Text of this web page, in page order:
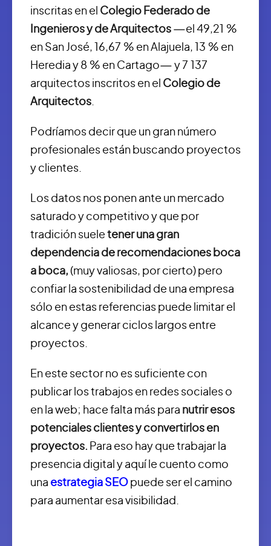
inscritas en el Colegio Federado de
Ingenieros y de Arquitectos —el 49,21 %
en San José, 16,67 % en Alajuela, 13 % en
Heredia y 8 % en Cartago— y 7 137
arquitectos inscritos en el Colegio de
Arquitectos.
Podríamos decir que un gran número
profesionales están buscando proyectos
y clientes.
Los datos nos ponen ante un mercado
saturado y competitivo y que por
tradición suele tener una gran
dependencia de recomendaciones boca
a boca, (muy valiosas, por cierto) pero
confiar la sostenibilidad de una empresa
sólo en estas referencias puede limitar el
alcance y generar ciclos largos entre
proyectos.
En este sector no es suficiente con
publicar los trabajos en redes sociales o
en la web; hace falta más para nutrir esos
potenciales clientes y convertirlos en
proyectos. Para eso hay que trabajar la
presencia digital y aquí le cuento como
una estrategia SEO puede ser el camino
para aumentar esa visibilidad.